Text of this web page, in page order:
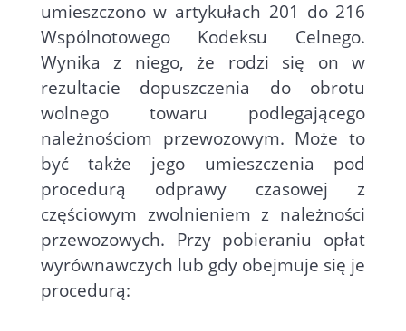
umieszczono w artykułach 201 do 216
Wspólnotowego Kodeksu Celnego.
Wynika z niego, że rodzi się on w
rezultacie dopuszczenia do obrotu
wolnego towaru podlegającego
należnościom przewozowym. Może to
być także jego umieszczenia pod
procedurą odprawy czasowej z
częściowym zwolnieniem z należności
przewozowych. Przy pobieraniu opłat
wyrównawczych lub gdy obejmuje się je
procedurą: